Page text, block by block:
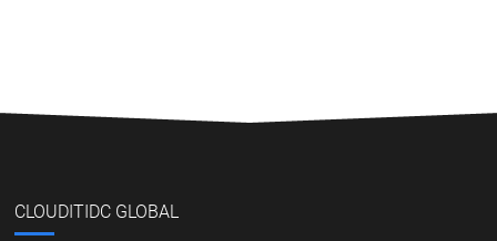
CLOUDITIDC GLOBAL